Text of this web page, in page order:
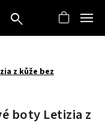
z kůže bez
boty Letizia z